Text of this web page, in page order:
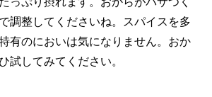
調整してくださいね。スパイスを多
有のにおいは気になりません。おか
試してみてください。